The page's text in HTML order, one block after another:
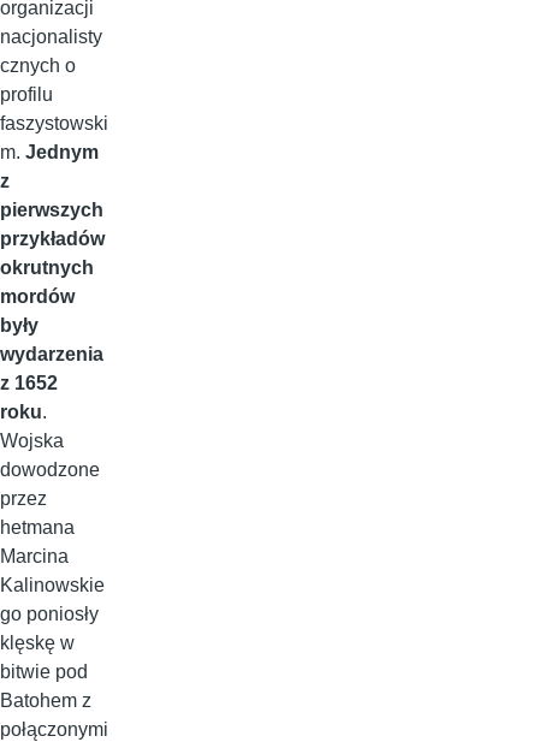
organizacji
nacjonalisty
cznych o
profilu
faszystowski
m. Jednym
z
pierwszych
przykładów
okrutnych
mordów
były
wydarzenia
z 1652
roku.
Wojska
dowodzone
przez
hetmana
Marcina
Kalinowskie
go poniosły
klęskę w
bitwie pod
Batohem z
połączonymi